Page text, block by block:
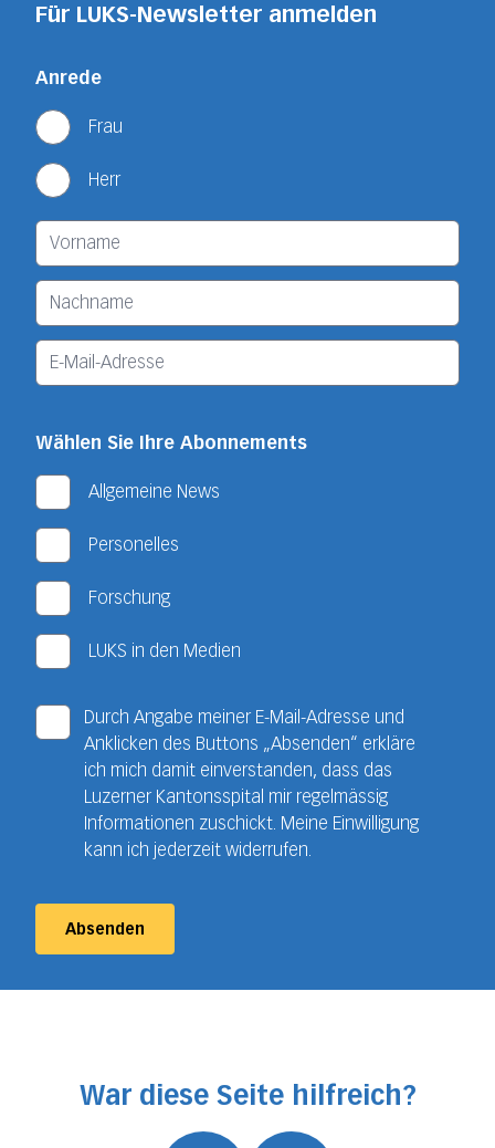
Für LUKS-Newsletter anmelden
Anrede
Frau
Herr
Wählen Sie Ihre Abonnements
Allgemeine News
Personelles
Forschung
LUKS in den Medien
Durch Angabe meiner E-Mail-Adresse und
Anklicken des Buttons „Absenden“ erkläre
ich mich damit einverstanden, dass das
Luzerner Kantonsspital mir regelmässig
Informationen zuschickt. Meine Einwilligung
kann ich jederzeit widerrufen.
Absenden
War diese Seite hilfreich?